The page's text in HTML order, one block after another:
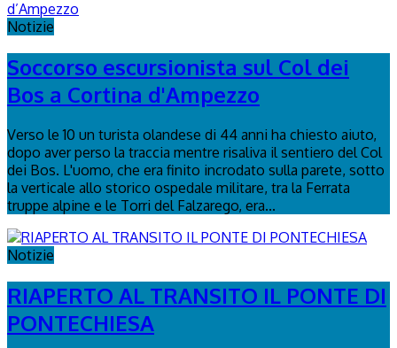
Notizie
Soccorso escursionista sul Col dei
Bos a Cortina d'Ampezzo
Verso le 10 un turista olandese di 44 anni ha chiesto aiuto,
dopo aver perso la traccia mentre risaliva il sentiero del Col
dei Bos. L'uomo, che era finito incrodato sulla parete, sotto
la verticale allo storico ospedale militare, tra la Ferrata
truppe alpine e le Torri del Falzarego, era...
Notizie
RIAPERTO AL TRANSITO IL PONTE DI
PONTECHIESA